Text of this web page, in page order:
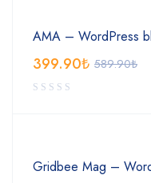
AMA – WordPress
589.90₺
399.90₺
Gridbee Mag –